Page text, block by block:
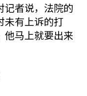
记者说，法院的
未有上诉的打
马上就要出来